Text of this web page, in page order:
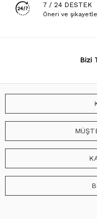
7 / 24 DESTEK
Öneri ve
Bizi